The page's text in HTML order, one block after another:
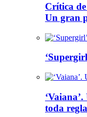
Crítica
Un gran
toda regla